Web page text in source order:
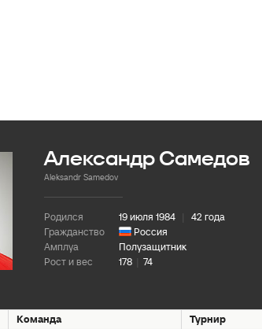
Александр Самедов
Aleksandr Samedov
Родился 19 июля 1984
42 года
Гражданство
Россия
Амплуа
Полузащитник
Рост и вес
178 74
Команда Турнир